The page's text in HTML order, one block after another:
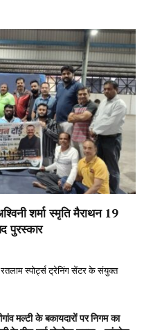
शर्मा स्मृति मैराथन 19
पुरस्कार
स्पोर्ट्स ट्रेनिंग सेंटर के संयुक्त
मल्टी के बकायदारों पर निगम का